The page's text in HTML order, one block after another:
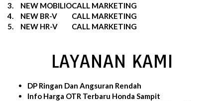
3.
NEW MOBILIOCALL MARKETING
4.
NEW BR-V
CALL MARKETING
5.
NEW HR-V CALL MARKETING
LAYANAN KAMI
DP Ringan Dan Angsuran Rendah
Info Harga OTR Terbaru Honda Sampit